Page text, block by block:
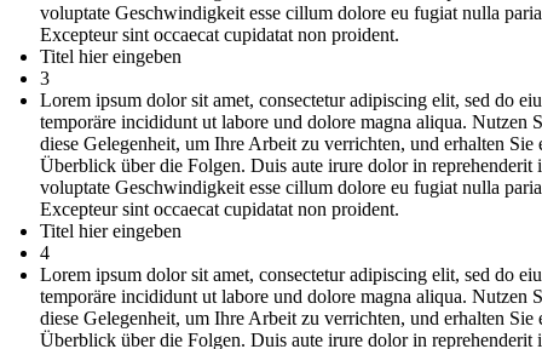
voluptate Geschwindigkeit esse cillum dolore eu fugiat nulla
Excepteur sint occaecat cupidatat non proident.
Titel hier eingeben
3
Lorem ipsum dolor sit amet, consectetur adipiscing elit, sed do
temporäre incididunt ut labore und dolore magna aliqua. Nutzen
diese Gelegenheit, um Ihre Arbeit zu verrichten, und erhalten Sie
Überblick über die Folgen. Duis aute irure dolor in reprehenderit
voluptate Geschwindigkeit esse cillum dolore eu fugiat nulla
Excepteur sint occaecat cupidatat non proident.
Titel hier eingeben
4
Lorem ipsum dolor sit amet, consectetur adipiscing elit, sed do
temporäre incididunt ut labore und dolore magna aliqua. Nutzen
diese Gelegenheit, um Ihre Arbeit zu verrichten, und erhalten Sie
Überblick über die Folgen. Duis aute irure dolor in reprehenderit